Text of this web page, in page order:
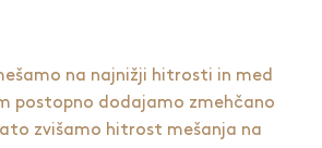
na najnižji hitrosti in med
postopno dodajamo zmehčano
zvišamo hitrost mešanja na